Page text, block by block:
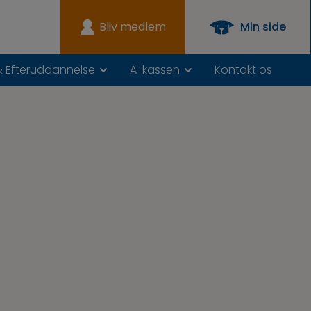
Bliv medlem Min side
Efteruddannelse A-kassen Kontakt os